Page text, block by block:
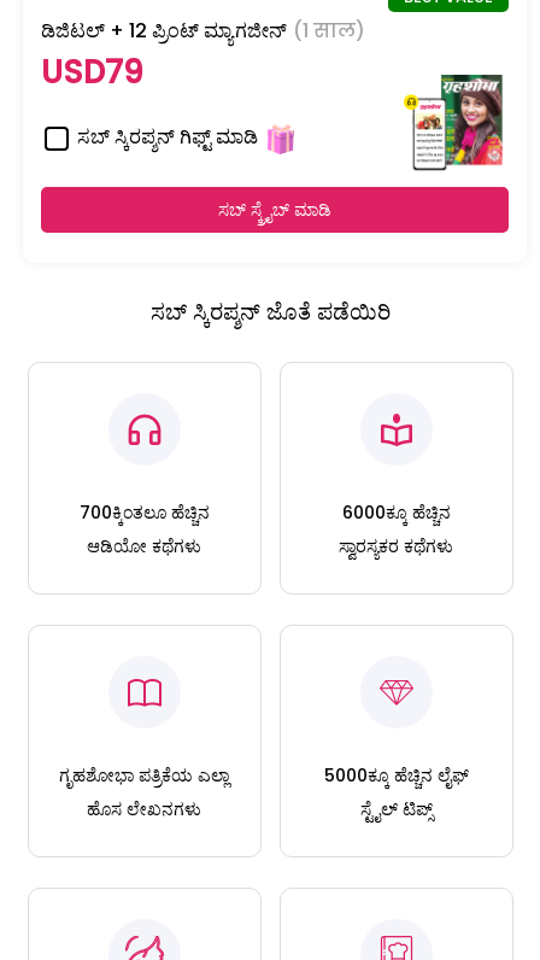
ಡಿಜಿಟಲ್ + 12 ಪ್ರಿಂಟ್ ಮ್ಯಾಗಜೀನ್ (1 साल)
USD79
ಸಬ್ ಸ್ಕಿರಪ್ಶನ್ ಗಿಫ್ಟ್ ಮಾಡಿ
ಸಬ್ ಸ್ಕ್ರೈಬ್ ಮಾಡಿ
ಸಬ್ ಸ್ಕಿರಪ್ಶನ್ ಜೊತೆ ಪಡೆಯಿರಿ
700ಕ್ಕಿಂತಲೂ ಹೆಚ್ಚಿನ
ಆಡಿಯೋ ಕಥೆಗಳು
6000ಕ್ಕೂ ಹೆಚ್ಚಿನ
ಸ್ವಾರಸ್ಯಕರ ಕಥೆಗಳು
ಗೃಹಶೋಭಾ ಪತ್ರಿಕೆಯ ಎಲ್ಲಾ
ಹೊಸ ಲೇಖನಗಳು
5000ಕ್ಕೂ ಹೆಚ್ಚಿನ ಲೈಫ್
ಸ್ಟೈಲ್ ಟಿಪ್ಸ್